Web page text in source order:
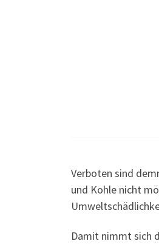
Verboten sind
und Kohle nicht
Damit nimmt sich